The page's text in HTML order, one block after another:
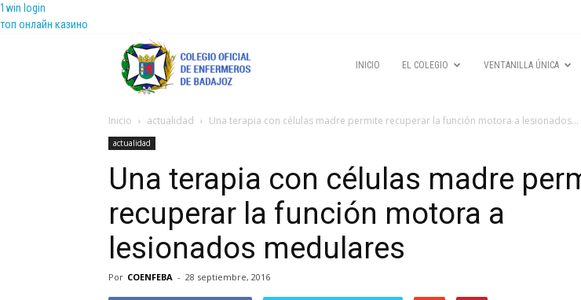
1win login
топ онлайн казино
INICIO EL COLEGIO VENTANILLA ÚNICA
Inicio actualidad Una terapia con células madre permite recuperar la función motora a lesionados...
actualidad
Una terapia con células madre
recuperar la función motora a
lesionados medulares
Por COENFEBA - 28 septiembre, 2016